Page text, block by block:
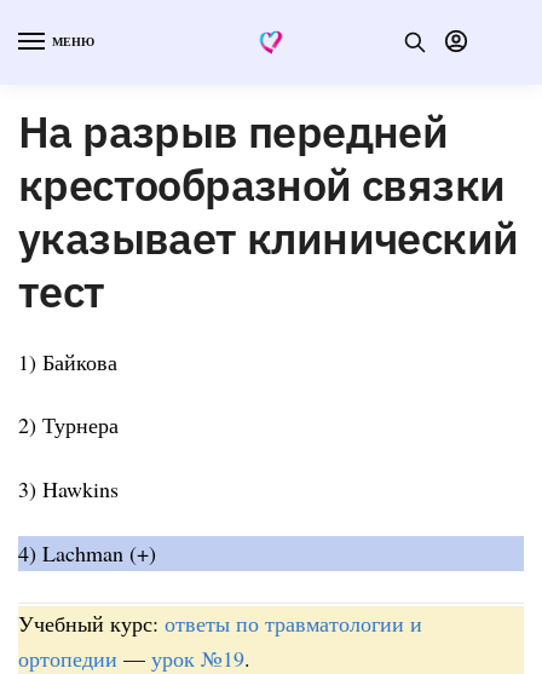
МЕНЮ
На разрыв передней
крестообразной связки
указывает клинический
тест
1) Байкова
2) Турнера
3) Hawkins
4) Lachman (+)
Учебный курс: ответы по травматологии и
ортопедии — урок №19.